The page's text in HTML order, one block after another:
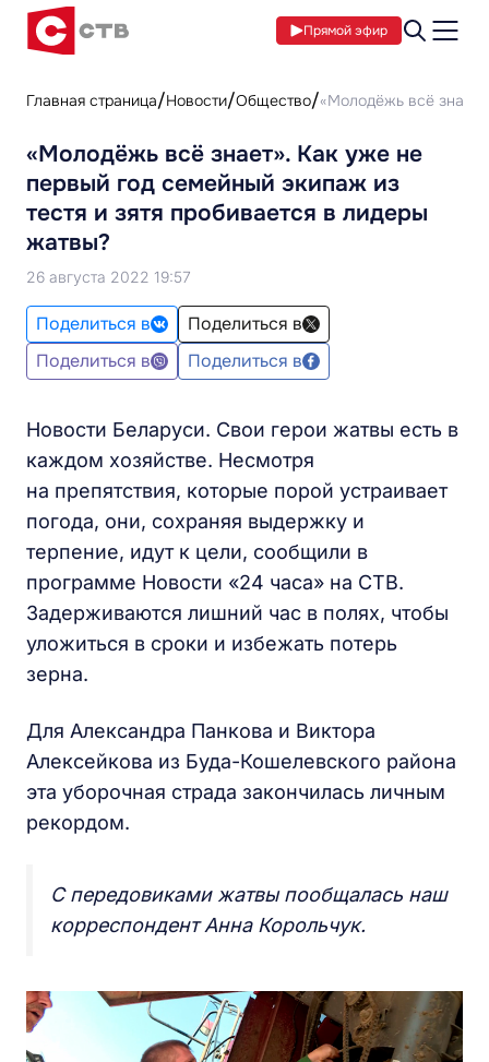
Прямой эфир
Главная страница Новости Общество «Молодёжь всё
«Молодёжь всё знает». Как уже не
первый год семейный экипаж из
тестя и зятя пробивается в лидеры
жатвы?
26 августа 2022 19:57
Поделиться в
Поделиться в
Поделиться в
Поделиться в
Новости Беларуси. Свои герои жатвы есть в
каждом хозяйстве. Несмотря
на препятствия, которые порой устраивает
погода, они, сохраняя выдержку и
терпение, идут к цели, сообщили в
программе Новости «24 часа» на СТВ.
Задерживаются лишний час в полях, чтобы
уложиться в сроки и избежать потерь
зерна.
Для Александра Панкова и Виктора
Алексейкова из Буда-Кошелевского района
эта уборочная страда закончилась личным
рекордом.
С передовиками жатвы пообщалась наш
корреспондент Анна Корольчук.